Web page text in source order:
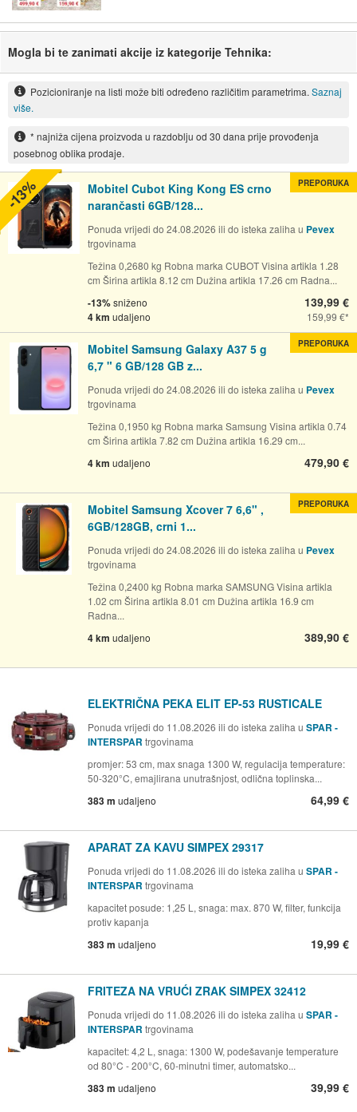
Mogla bi te zanimati akcije iz kategorije Tehnika:
Pozicioniranje na listi može biti određeno različitim parametrima. Saznaj
više.
* najniža cijena proizvoda u razdoblju od 30 dana prije provođenja
posebnog oblika prodaje.
Mobitel Cubot King Kong ES crno
narančasti 6GB/128...
Ponuda vrijedi do 24.08.2026 ili do isteka zaliha u Pevex
trgovinama
Težina 0,2680 kg Robna marka CUBOT Visina artikla 1.28
cm Širina artikla 8.12 cm Dužina artikla 17.26 cm Radna...
-13%sniženo
4 km udaljeno
139,99 €
159,99 €
PREPORUKA
-13%
Mobitel Samsung Galaxy A37 5 g
6,7 " 6 GB/128 GB z...
Ponuda vrijedi do 24.08.2026 ili do isteka zaliha u Pevex
trgovinama
Težina 0,1950 kg Robna marka Samsung Visina artikla 0.74
cm Širina artikla 7.82 cm Dužina artikla 16.29 cm...
4 km udaljeno 479,90 €
PREPORUKA
Mobitel Samsung Xcover 7 6,6" ,
6GB/128GB, crni 1...
Ponuda vrijedi do 24.08.2026 ili do isteka zaliha u Pevex
trgovinama
Težina 0,2400 kg Robna marka SAMSUNG Visina artikla
1.02 cm Širina artikla 8.01 cm Dužina artikla 16.9 cm
Radna...
4 km udaljeno 389,90 €
PREPORUKA
ELEKTRIČNA PEKA ELIT EP-53 RUSTICALE
Ponuda vrijedi do 11.08.2026 ili do isteka zaliha u SPAR -
INTERSPAR trgovinama
promjer: 53 cm, max snaga 1300 W, regulacija temperature:
50-320°C, emajlirana unutrašnjost, odlična toplinska...
383 m udaljeno 64,99 €
APARAT ZA KAVU SIMPEX 29317
Ponuda vrijedi do 11.08.2026 ili do isteka zaliha u SPAR -
INTERSPAR trgovinama
kapacitet posude: 1,25 L, snaga: max. 870 W, filter, funkcija
protiv kapanja
383 m udaljeno 19,99 €
FRITEZA NA VRUĆI ZRAK SIMPEX 32412
Ponuda vrijedi do 11.08.2026 ili do isteka zaliha u SPAR -
INTERSPAR trgovinama
kapacitet: 4,2 L, snaga: 1300 W, podešavanje temperature
od 80°C - 200°C, 60-minutni timer, automatsko...
383 m udaljeno 39,99 €